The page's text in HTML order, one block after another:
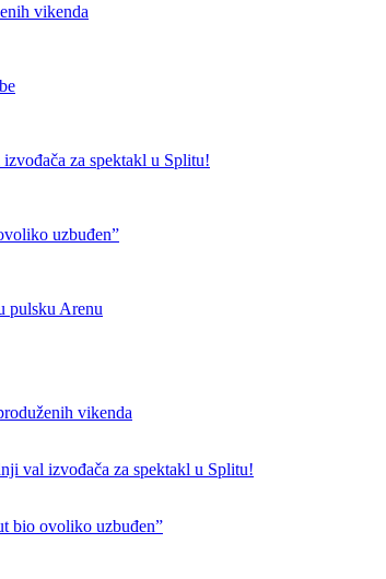
vikenda
za spektakl u Splitu!
uzbuđen”
pulsku Arenu
vikenda
val izvođača za spektakl u Splitu!
bio ovoliko uzbuđen”